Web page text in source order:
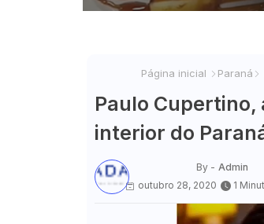
Página inicial Paraná
Paulo Cupertino,
interior do
By - Admin
outubro 28, 2020
1